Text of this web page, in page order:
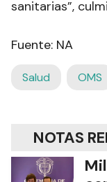
sanitarias”,
Fuente: NA
Salud OMS
NOTAS